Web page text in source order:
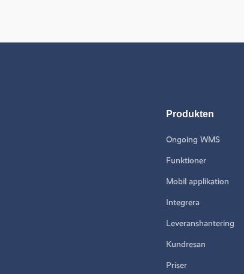
Produkten
Ongoing WMS
Funktioner
Mobil applikation
Integrera
Leveranshantering
Kundresan
Priser